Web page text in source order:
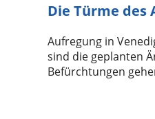
Die Türme des
Aufregung in
sind die geplanten
Befürchtungen